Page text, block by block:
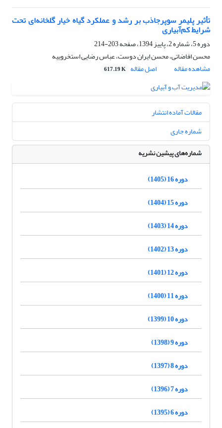
تأثیر پلیمر سوپرجاذب بر رشد و عملکرد گیاه خیار گلخانه‌ای تحت
شرایط کم‌آبیاری
دوره 5، شماره 2، پاییز 1394، صفحه
203-214
محسن افاضاتی، محسن ایران دوست، عباس رضایی استخروییه
مشاهده مقاله
اصل مقاله 617.19 K
مقالات آماده انتشار
شماره جاری
شماره‌های پیشین نشریه
دوره 16 (1405)
دوره 15 (1404)
دوره 14 (1403)
دوره 13 (1402)
دوره 12 (1401)
دوره 11 (1400)
دوره 10 (1399)
دوره 9 (1398)
دوره 8 (1397)
دوره 7 (1396)
دوره 6 (1395)